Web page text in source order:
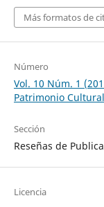
Más formatos de
Número
Vol. 10 Núm. 1
Patrimonio
Sección
Reseñas de
Licencia